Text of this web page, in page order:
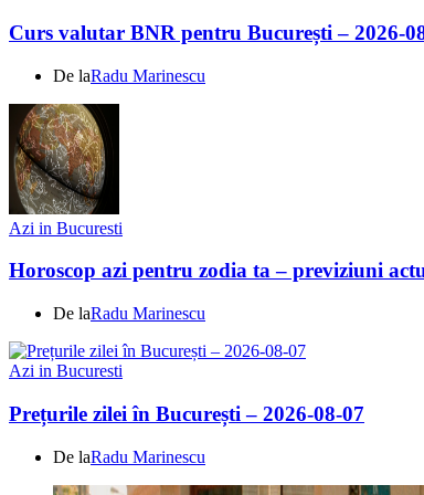
Curs valutar BNR pentru București – 2026-
De laRadu Marinescu
Azi in Bucuresti
Horoscop azi pentru zodia ta – previziuni
De laRadu Marinescu
Azi in Bucuresti
Prețurile zilei în București – 2026-08-07
De laRadu Marinescu